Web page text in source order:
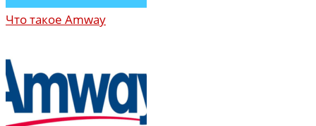
Что такое Amway